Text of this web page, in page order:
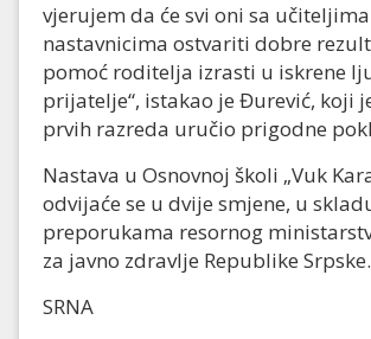
vjerujem da će svi oni sa
nastavnicima ostvariti dobre
pomoć roditelja izrasti u iskrene
prijatelje“, istakao je Đurević, koji
prvih razreda uručio prigodne
Nastava u Osnovnoj školi „Vuk
odvijaće se u dvije smjene, u
preporukama resornog
za javno zdravlje Republike Srpske.
SRNA